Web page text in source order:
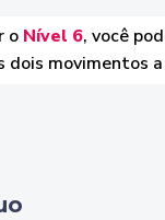
o Nível 6, você
dois movimentos